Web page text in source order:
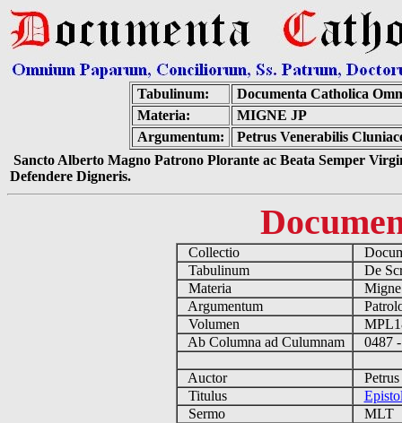
Tabulinum:
Documenta Catholica
Materia:
MIGNE JP
Argumentum:
Petrus Venerabilis
Sancto Alberto Magno Patrono Plorante ac Beata Semper
Defendere Digneris.
Collectio
Tabulinum
De
Materia
Argumentum
Volumen
Ab Columna ad Culumnam
0487
Auctor
Petrus
Titulus
Sermo
MLT